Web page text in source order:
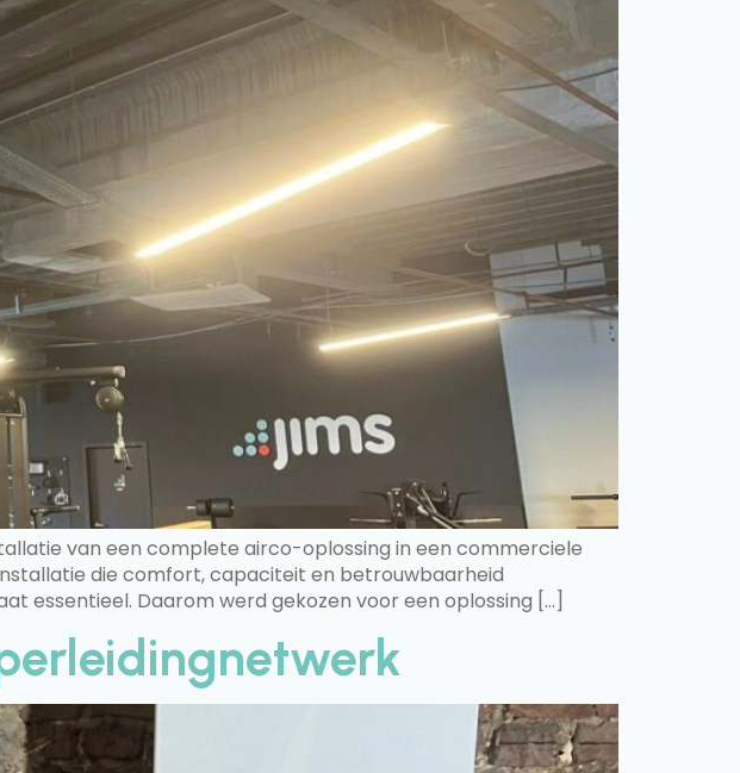
van een complete airco-oplossing in een commerciele
die comfort, capaciteit en betrouwbaarheid
essentieel. Daarom werd gekozen voor een oplossing […]